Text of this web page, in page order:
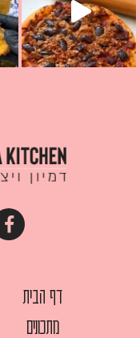
דף הבית
מתכונים